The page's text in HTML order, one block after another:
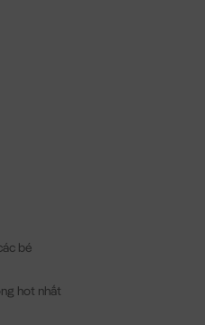
bé
hot nhất